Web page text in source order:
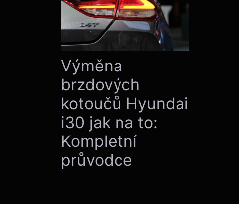
Výměna
brzdových
kotoučů Hyundai
i30 jak na to:
Kompletní
průvodce